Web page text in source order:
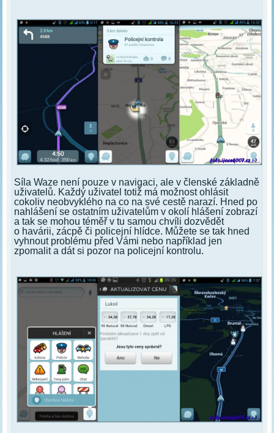
Síla Waze není pouze v navigaci, ale v členské základně
uživatelů. Každý uživatel totiž má možnost ohlásit
cokoliv neobvyklého na co na své cestě narazí. Hned po
nahlášení se ostatním uživatelům v okolí hlášení zobrazí
a tak se mohou téměř v tu samou chvíli dozvědět
o havárii, zácpě či policejní hlídce. Můžete se tak hned
vyhnout problému před Vámi nebo například jen
zpomalit a dát si pozor na policejní kontrolu.